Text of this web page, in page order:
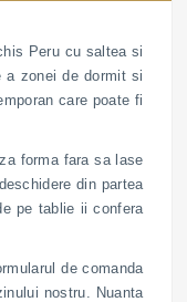
Peru cu saltea si
a zonei de dormit si
care poate fi
forma fara sa lase
din partea
pe tablie ii confera
de comanda
nostru. Nuanta